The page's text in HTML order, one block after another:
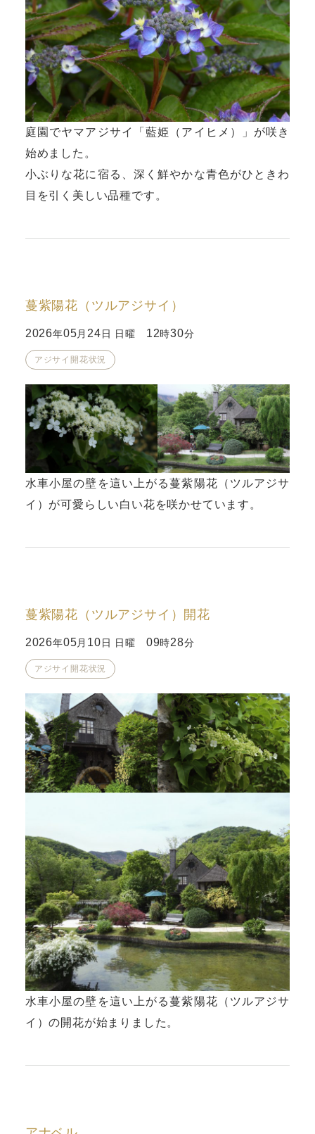
庭園でヤマアジサイ「藍姫（アイヒメ）」が咲き
始めました。
小ぶりな花に宿る、深く鮮やかな青色がひときわ
目を引く美しい品種です。
蔓紫陽花（ツルアジサイ）
2026年05月24 日 日曜 12時30分
アジサイ開花状況
水車小屋の壁を這い上がる蔓紫陽花（ツルアジサ
イ）が可愛らしい白い花を咲かせています。
蔓紫陽花（ツルアジサイ）開花
2026年05 月 10 日 日曜 09時28分
アジサイ開花状況
水車小屋の壁を這い上がる蔓紫陽花（ツルアジサ
イ）の開花が始まりました。